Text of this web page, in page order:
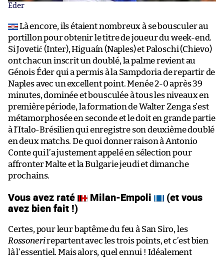
Eder
Là encore, ils étaient nombreux à se bousculer au
portillon pour obtenir le titre de joueur du week-end.
Si Jovetić (Inter), Higuaín (Naples) et Paloschi (Chievo)
ont chacun inscrit un doublé, la palme revient au
Génois Éder qui a permis à la Sampdoria de repartir de
Naples avec un excellent point. Menée 2-0 après 39
minutes, dominée et bousculée à tous les niveaux en
première période, la formation de Walter Zenga s’est
métamorphosée en seconde et le doit en grande partie
à l’Italo-Brésilien qui enregistre son deuxième doublé
en deux matchs. De quoi donner raison à Antonio
Conte qui l’a justement appelé en sélection pour
affronter Malte et la Bulgarie jeudi et dimanche
prochains.
Vous avez raté Milan-Empoli (et vous
avez bien fait !)
Certes, pour leur baptême du feu à San Siro, les
Rossonerirepartent avec les trois points, et c’est bien
là l’essentiel. Mais alors, quel ennui ! Idéalement